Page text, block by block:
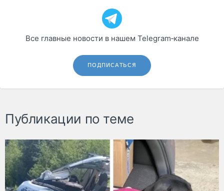
Все главные новости в нашем Telegram‑канале
ПОДПИСАТЬСЯ
Публикации по теме